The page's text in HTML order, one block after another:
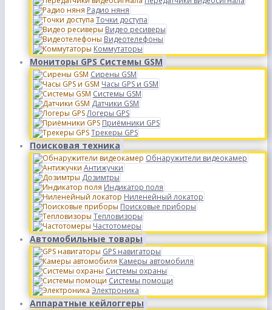
Радио няня
Точки доступа
Видео ресиверы
Видеотелефоны
Коммутаторы
Мониторы GPS Системы GSM
Сирены GSM
Часы GPS и GSM
Системы GSM
Датчики GSM
Логеры GPS
Приёмники GPS
Трекеры GPS
Поисковая техника
Обнаружители видеокамер
Антижучки
Дозимтры
Индикатор поля
Ниленейный локатор
Поисковые приборы
Тепловизоры
Частотомеры
Автомобильные товары
GPS навигаторы
Камеры автомобиля
Системы охраны
Системы помощи
Электроника
Аппаратные кейлоггеры